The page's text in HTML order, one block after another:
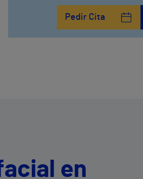
Pedir Cita
en